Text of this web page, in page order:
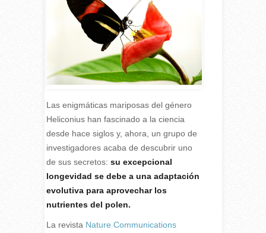
Las enigmáticas mariposas del género
Heliconius han fascinado a la ciencia
desde hace siglos y, ahora, un grupo de
investigadores acaba de descubrir uno
de sus secretos: su excepcional
longevidad se debe a una adaptación
evolutiva para aprovechar los
nutrientes del polen.
L a revista Nature Communications